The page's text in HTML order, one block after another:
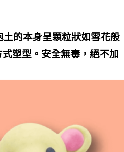
的本身呈顆粒狀如雪花般
塑型。安全無毒，絕不加